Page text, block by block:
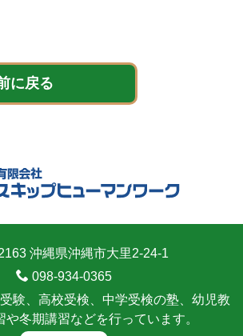
に戻る
沖縄県沖縄市大里2-24-1
098-934-0365
験、高校受検、中学受検の塾、幼児教
や冬期講習などを行っています。